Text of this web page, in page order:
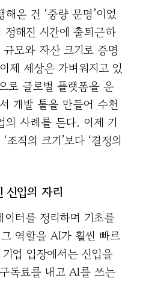
온 건 ‘중량 문명’이었
해진 시간에 출퇴근하
모와 자산 크기로 증명
제 세상은 가벼워지고 있
로 글로벌 플랫폼을 운
개발 툴을 만들어 수천
의 사례를 든다. 이제 기
조직의 크기’보다 ‘결정의
신입의 자리
터를 정리하며 기초를
역할을 AI가 훨씬 빠르
업 입장에서는 신입을
독료를 내고 AI를 쓰는